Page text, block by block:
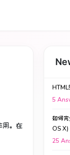
。 在
5
如何
OS X)
25